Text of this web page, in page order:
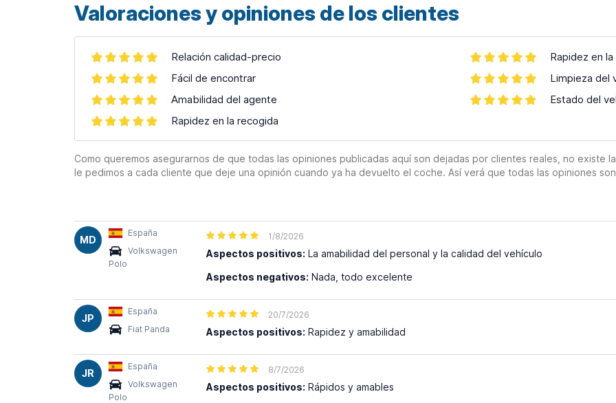
Valoraciones y opiniones de los clientes
Relación calidad-precio
Fácil de encontrar
Amabilidad del agente
Rapidez en la recogida
Rapidez en
Limpieza del
Estado del
Como queremos asegurarnos de que todas las opiniones publicadas aquí son dejadas por clientes reales, no existe
le pedimos a cada cliente que deje una opinión cuando ya ha devuelto el coche. Así verá que todas las opiniones
MD
España
Volkswagen
Polo
1/8/2026
Aspectos positivos: La amabilidad del personal y la calidad del vehículo
Aspectos negativos: Nada, todo excelente
JP
España
Fiat Panda
20/7/2026
Aspectos positivos: Rapidez y amabilidad
JR
España
Volkswagen
Polo
8/7/2026
Aspectos positivos: Rápidos y amables